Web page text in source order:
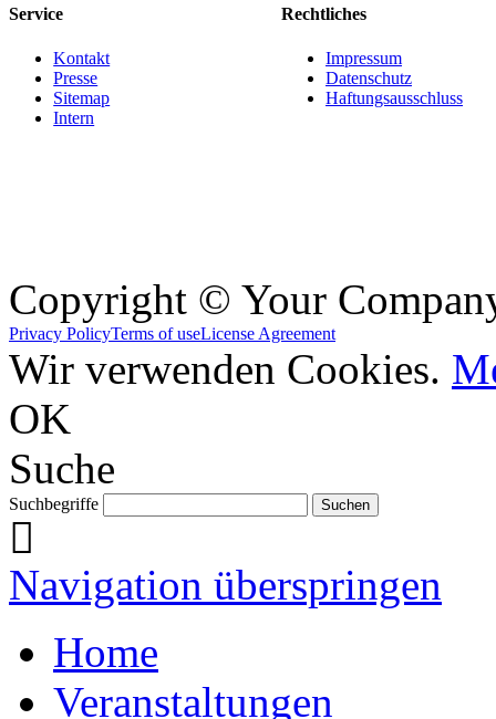
Service
Kontakt
Presse
Sitemap
Intern
Rechtliches
Impressum
Datenschutz
Haftungsausschluss
Copyright © Your
Privacy PolicyTerms of useLicense Agreement
Wir verwenden Cookies.
OK
Suche
Suchbegriffe
Navigation überspringen
Home
Veranstaltungen